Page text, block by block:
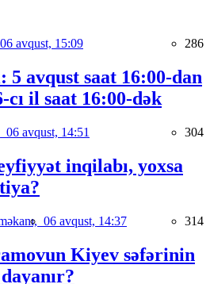
06 avqust, 15:09 286
5 avqust saat 16:00-dan
cı il saat 16:00-dək
06 avqust, 14:51 304
inqilabı, yoxsa
06 avqust, 14:37 314
Kiyev səfərinin